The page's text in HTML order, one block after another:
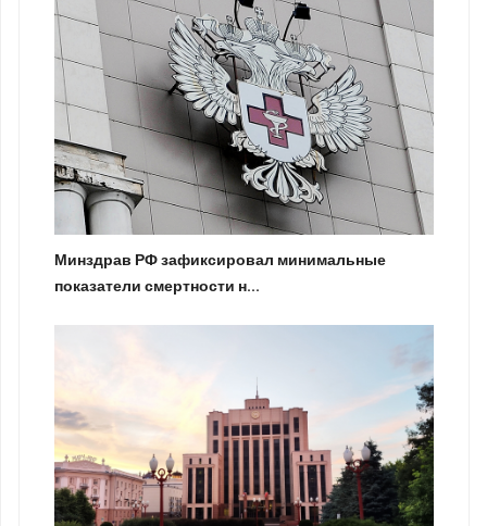
Минздрав РФ зафиксировал минимальные
показатели смертности н...